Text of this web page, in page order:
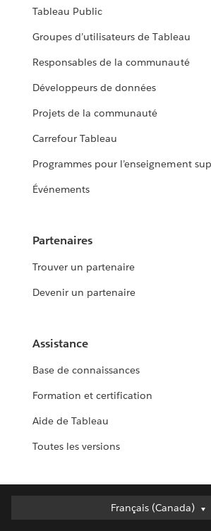
Tableau Public
Groupes d’utilisateurs de Tableau
Responsables de la communauté
Développeurs de données
Projets de la communauté
Carrefour Tableau
Programmes pour l’enseignement
Événements
Partenaires
Trouver un partenaire
Devenir un partenaire
Assistance
Base de connaissances
Formation et certification
Aide de Tableau
Toutes les versions
Français (Canada)
Français (Canada)